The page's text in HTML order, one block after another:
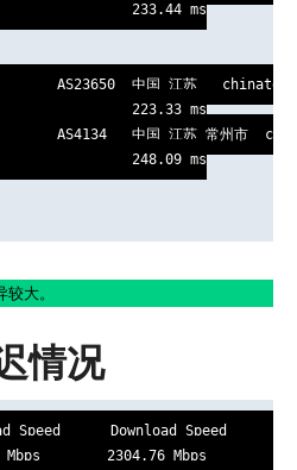
233.44 ms
AS23650  中国 江苏
223.33 ms
AS4134   中国 江苏 常州市
248.09 ms
大。
情况
Speed      Download Speed
Mbps        2304.76 Mbps